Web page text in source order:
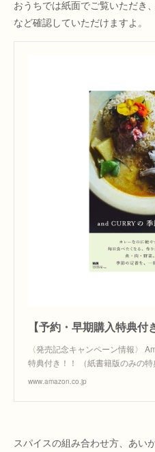
おうちでは紙面でご覧いただき
など確認していただけますよ。
〈発売記念キャンペーン情報〉
特典付き！！ （紙書籍版のみの
www.amazon.co.jp
スパイスの組み合わせ方、あい